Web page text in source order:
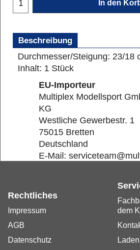
In den
Beschreibung
Durchmesser/Steigung: 23/18
Inhalt: 1 Stück
EU-Importeur
Multiplex Modellsport
KG
Westliche Gewerbestr. 1
75015 Bretten
Deutschland
E-Mail:
dem
Rechtliches
Impressum
AGB
Datenschutz